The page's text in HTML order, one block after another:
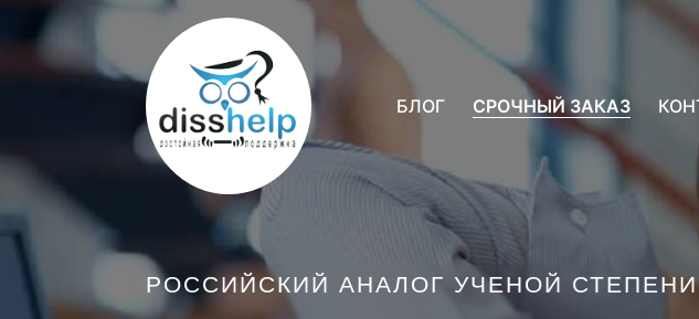
БЛОГ СРОЧНЫЙ ЗАКАЗ
РОССИЙСКИЙ АНАЛОГ УЧЕНОЙ СТЕПЕНИ